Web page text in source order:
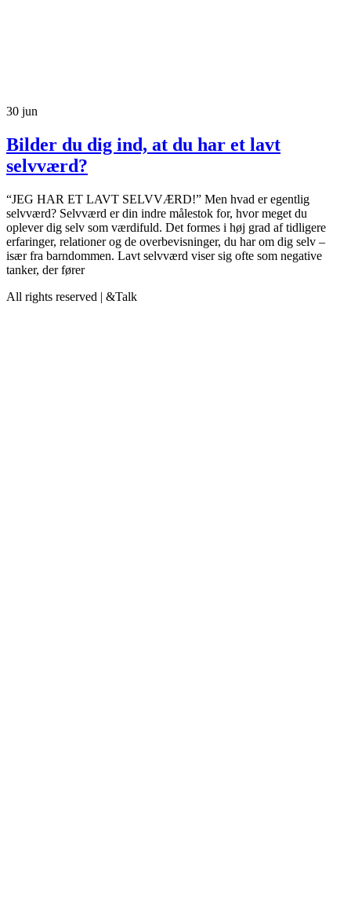
30 jun
Bilder du dig ind, at du har et lavt
selvværd?
“JEG HAR ET LAVT SELVVÆRD!” Men hvad er egentlig
selvværd? Selvværd er din indre målestok for, hvor meget du
oplever dig selv som værdifuld. Det formes i høj grad af tidligere
erfaringer, relationer og de overbevisninger, du har om dig selv –
især fra barndommen. Lavt selvværd viser sig ofte som negative
tanker, der fører
All rights reserved | &Talk